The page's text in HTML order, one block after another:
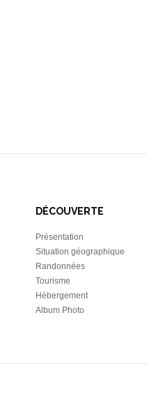
DÉCOUVERTE
Présentation
Situation géographique
Randonnées
Tourisme
Hébergement
Album Photo